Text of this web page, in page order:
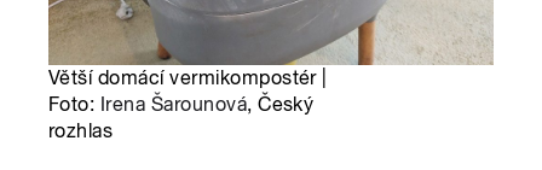
Větší domácí vermikompostér |
Foto: Irena Šarounová, Český
rozhlas